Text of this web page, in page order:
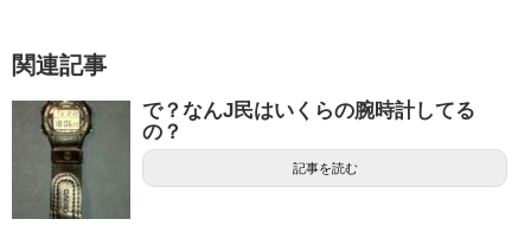
関連記事
で？なんJ民はいくらの腕時計してる
の？
記事を読む